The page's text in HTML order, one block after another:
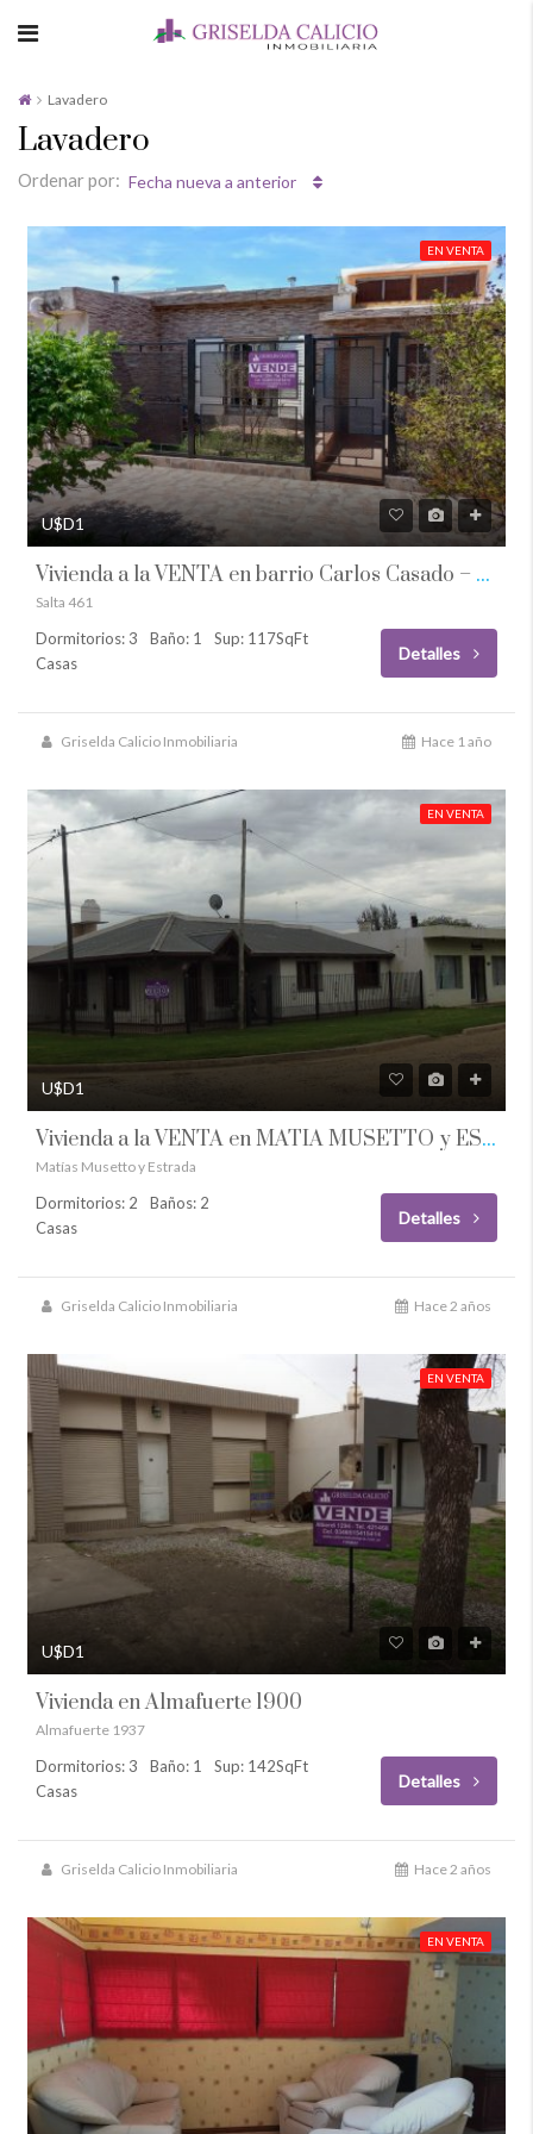
Lavadero
Lavadero
Ordenar por: Fecha nueva a anterior
EN VENTA
U$D1
Vivienda a la VENTA en barrio Carlos Casado – Firmat
Salta 461
Dormitorios: 3 Baño: 1
Sup: 117SqFt
Casas
Detalles
Griselda Calicio Inmobiliaria Hace 1 año
EN VENTA
U$D1
Vivienda a la VENTA en MATÍA MUSETTO y ESTRADA
Matías Musetto y Estrada
Dormitorios: 2
Baños: 2
Casas
Detalles
Griselda Calicio Inmobiliaria Hace 2 años
EN VENTA
U$D1
Vivienda en Almafuerte 1900
Almafuerte 1937
Dormitorios: 3 Baño: 1
Sup: 142SqFt
Casas
Detalles
Griselda Calicio Inmobiliaria Hace 2 años
EN VENTA